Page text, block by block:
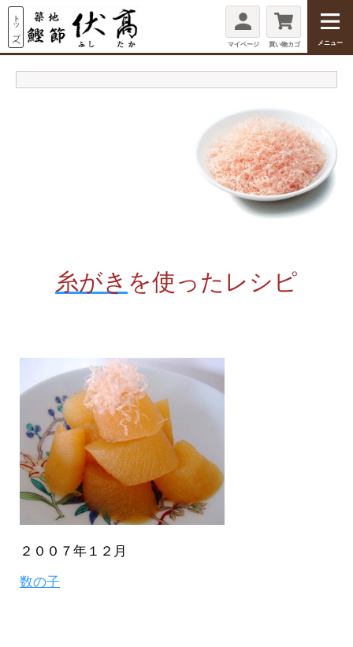
マイページ 買い物カゴ メニュー
糸がき を使ったレシピ
２００７年１２月
数の子